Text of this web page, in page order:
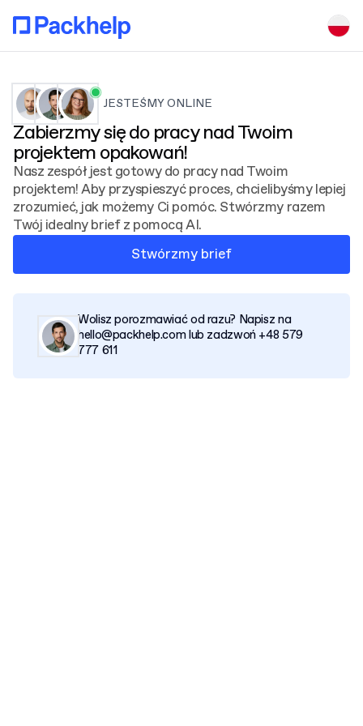
JESTEŚMY ONLINE
Zabierzmy się do pracy nad Twoim
projektem opakowań!
Nasz zespół jest gotowy do pracy nad Twoim
projektem! Aby przyspieszyć proces, chcielibyśmy lepiej
zrozumieć, jak możemy Ci pomóc. Stwórzmy razem
Twój idealny brief z pomocą AI.
Stwórzmy brief
Wolisz porozmawiać od razu? Napisz na
hello@packhelp.com lub zadzwoń +48 579
777 611